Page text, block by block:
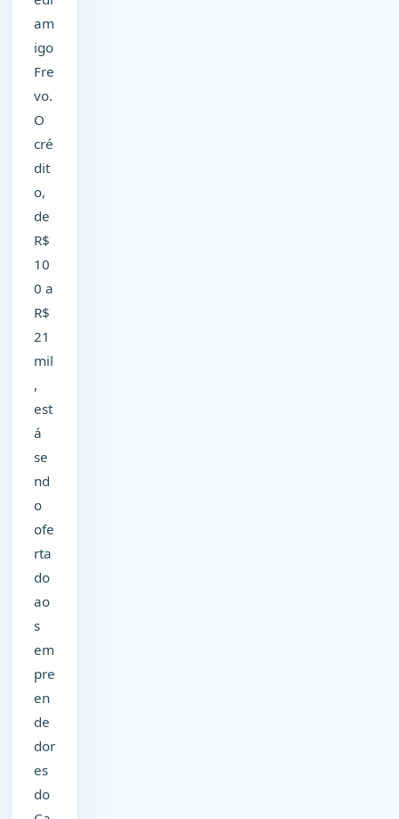
am
igo
Fre
vo.
O
cré
dit
o,
de
R$
10
0 a
R$
21
mil
,
est
á
se
nd
o
ofe
rta
do
ao
s
em
pre
en
de
dor
es
do